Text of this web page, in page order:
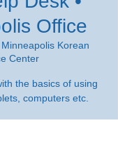
Office
Minneapolis Korean
Center
the basics of using
computers etc.